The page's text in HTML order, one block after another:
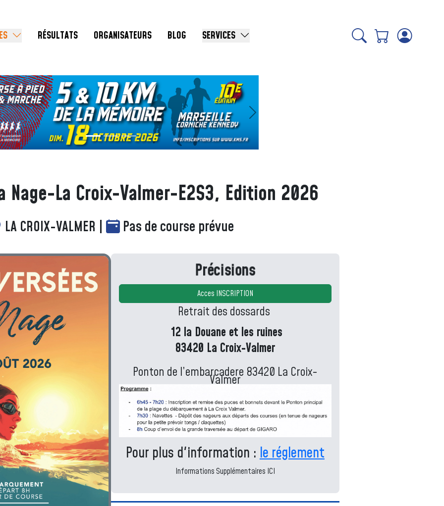
RÉSULTATS ORGANISATEURS BLOG SERVICES
Suivant
Nage-La Croix-Valmer-E2S3, Edition 2026
LA CROIX-VALMER | Pas de course prévue
Précisions
Acces INSCRIPTION
Retrait des dossards
12 la Douane et les ruines
83420 La Croix-Valmer
Ponton de l’embarcadere 83420 La Croix-
Valmer
Pour plus d'information :le réglement
Informations Supplémentaires ICI